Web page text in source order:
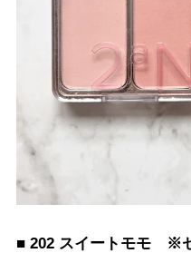
■ 202 スイートモモ ※